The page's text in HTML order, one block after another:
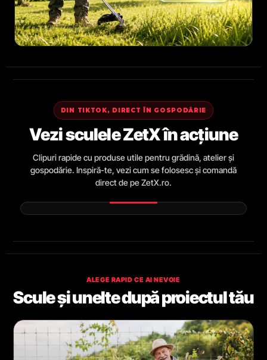
DIN TIKTOK, DIRECT ÎN GOSPODĂRIE
Vezi sculele ZetX în acțiune
Clipuri rapide cu produse utile pentru grădină, atelier și
gospodărie. Inspiră-te, vezi cum se folosesc și comandă
direct de pe ZetX.ro.
ALEGE RAPID CE AI NEVOIE
Scule și unelte după proiectul tău